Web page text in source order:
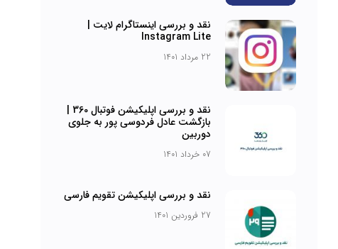
نقد و بررسی اینستاگرام لایت |
Instagram Lite
22 مرداد 1401
نقد و بررسی اپلیکیشن فوتبال 360 |
بازگشت عادل فردوسی پور به جلوی
دوربین
07 خرداد 1401
نقد و بررسی اپلیکیشن تقویم فارسی
27 فروردین 1401